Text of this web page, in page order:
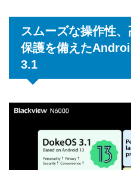
スムーズな操作性
保護を備えた
3.1